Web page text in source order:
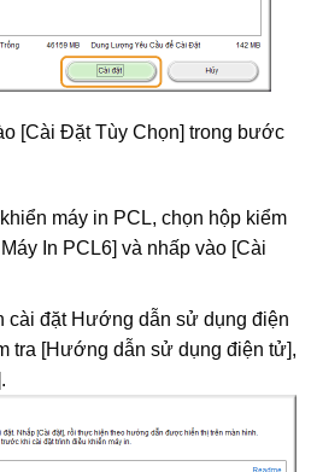
[Cài Đặt Tùy Chọn] trong bước
máy in PCL, chọn hộp kiểm
In PCL6] và nhấp vào [Cài
cài đặt Hướng dẫn sử dụng điện
tra [Hướng dẫn sử dụng điện tử],